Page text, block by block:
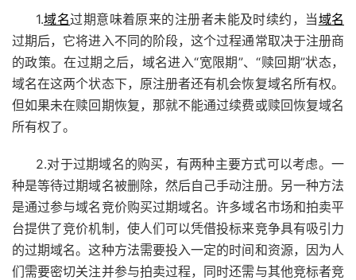
1.域名过期意味着原来的注册者未能及时续约，当域名
过期后，它将进入不同的阶段，这个过程通常取决于注册商
的政策。在过期之后，域名进入“宽限期”、“赎回期”状态，
域名在这两个状态下，原注册者还有机会恢复域名所有权。
但如果未在赎回期恢复，那就不能通过续费或赎回恢复域名
所有权了。
2.对于过期域名的购买，有两种主要方式可以考虑。一
种是等待过期域名被删除，然后自己手动注册。另一种方法
是通过参与域名竞价购买过期域名。许多域名市场和拍卖平
台提供了竞价机制，使人们可以凭借投标来竞争具有吸引力
的过期域名。这种方法需要投入一定的时间和资源，因为人
们需要密切关注并参与拍卖过程，同时还需与其他竞标者竞